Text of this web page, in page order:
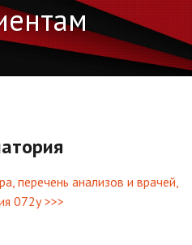
перечень анализов и врачей,
072у >>>